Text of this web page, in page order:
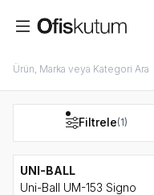
Filtrele(1)
UNI-BALL
Uni-Ball UM-153 Signo